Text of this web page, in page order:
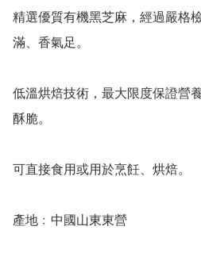
精選優質有機黑芝麻，經過嚴格
滿、香氣足。
低溫烘焙技術，最大限度保證營
酥脆。
可直接食用或用於烹飪、烘焙。
產地﹕中國山東東營